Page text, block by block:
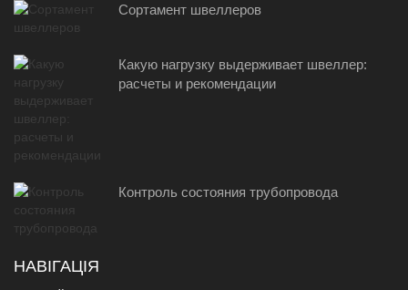
Сортамент швеллеров
Какую нагрузку выдерживает швеллер:
расчеты и рекомендации
Контроль состояния трубопровода
НАВІГАЦІЯ